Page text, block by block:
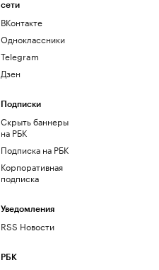
сети
ВКонтакте
Одноклассники
Telegram
Дзен
Подписки
Скрыть баннеры
на РБК
Подписка на РБК
Корпоративная
подписка
Уведомления
RSS Новости
РБК